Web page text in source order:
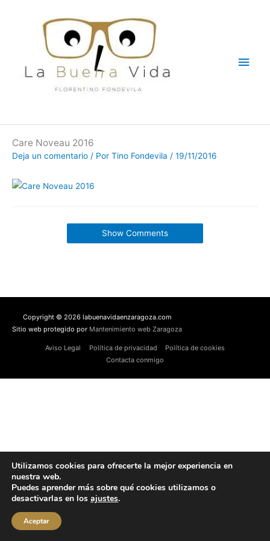
Care Noveau 2016
Deja un comentario / Por Tino Fondevila / 19/11/2016
Show Comments
Copyright © 2026 labuenavidaenzaragoza.com
Sitio web protegido por Mantenimiento web Zaragoza
Aviso Legal Política de privacidad
Política de cookies
Contacta conmigo
Utilizamos cookies para ofrecerte la mejor experiencia en
nuestra web.
Puedes aprender más sobre qué cookies utilizamos o
desactivarlas en los ajustes.
Aceptar